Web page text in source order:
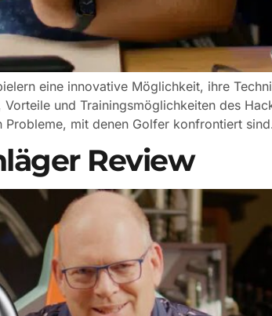
eine innovative Möglichkeit, ihre
und Trainingsmöglichkeiten des
mit denen Golfer konfrontiert
Review